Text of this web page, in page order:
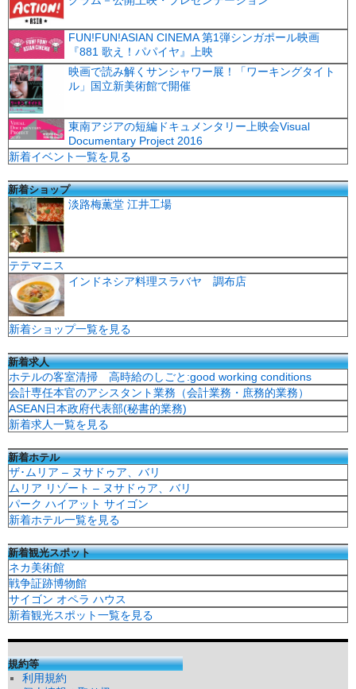
FUN!FUN!ASIAN CINEMA 第1弾シンガポール映画
『881 歌え！パパイヤ』上映
映画で読み解くサンシャワー展！「ワーキングタイト
ル」国立新美術館で開催
東南アジアの短編ドキュメンタリー上映会Visual
Documentary Project 2016
新着イベント一覧を見る
新着ショップ
淡路梅薫堂 江井工場
テテマニス
インドネシア料理スラバヤ 調布店
新着ショップ一覧を見る
新着求人
ホテルの客室清掃 高時給のしごと:good working conditions
会計専任本官のアシスタント業務（会計業務・庶務的業務）
ASEAN日本政府代表部(秘書的業務)
新着求人一覧を見る
新着ホテル
ザ･ムリア – ヌサドゥア、バリ
ムリア リゾート – ヌサドゥア、バリ
パーク ハイアット サイゴン
新着ホテル一覧を見る
新着観光スポット
ネカ美術館
戦争証跡博物館
サイゴン オペラ ハウス
新着観光スポット一覧を見る
規約等
利用規約